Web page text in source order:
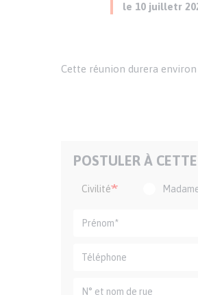
le 10 juilletr
Cette réunion durera
POSTULER À
Civilité